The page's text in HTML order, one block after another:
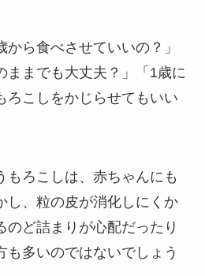
から食べさせていいの？」
ままでも大丈夫？」「1歳に
ろこしをかじらせてもいい
もろこしは、赤ちゃんにも
し、粒の皮が消化しにくか
のど詰まりが心配だったり
も多いのではないでしょう